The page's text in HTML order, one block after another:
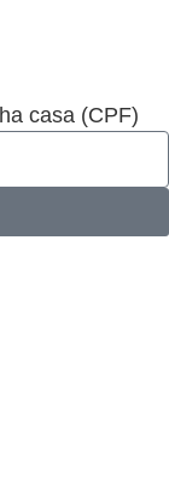
casa (CPF)